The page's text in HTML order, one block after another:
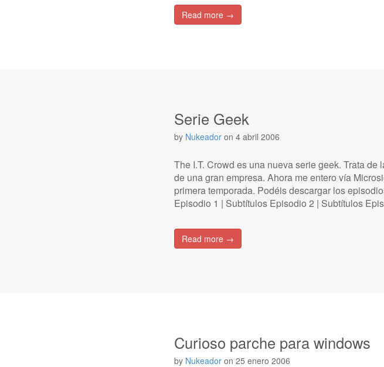
Read more →
Serie Geek
by Nukeador on 4 abril 2006
The I.T. Crowd es una nueva serie geek. Trata
de una gran empresa. Ahora me entero vía
primera temporada. Podéis descargar los
Episodio 1 | Subtítulos Episodio 2 | Subtítulos
Read more →
Curioso parche para windows
by Nukeador on 25 enero 2006